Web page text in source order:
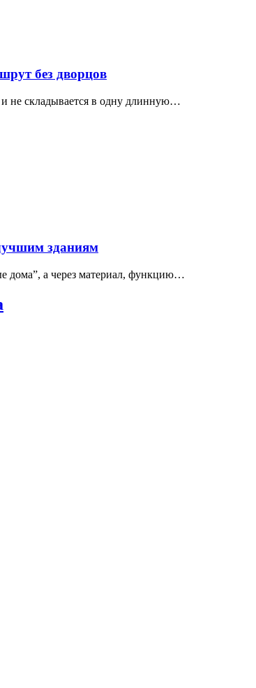
без дворцов
и не складывается в одну длинную…
зданиям
дома”, а через материал, функцию…